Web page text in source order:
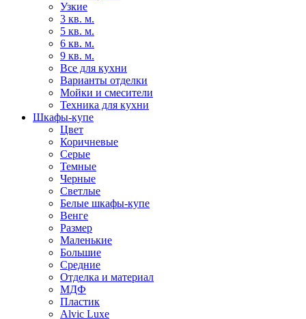
Узкие
3 кв. м.
5 кв. м.
6 кв. м.
9 кв. м.
Все для кухни
Варианты отделки
Мойки и смесители
Техника для кухни
Шкафы-купе
Цвет
Коричневые
Серые
Темные
Черные
Светлые
Белые шкафы-купе
Венге
Размер
Маленькие
Большие
Средние
Отделка и материал
МДФ
Пластик
Alvic Luxe